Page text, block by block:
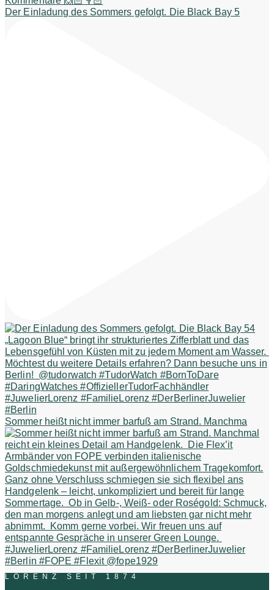
Der Einladung des Sommers gefolgt. Die Black Bay 5
Sommer heißt nicht immer barfuß am Strand. Manchma
LORENZ SEIT 1874